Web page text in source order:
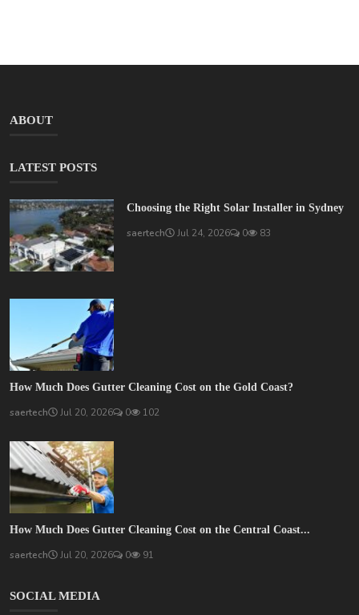
ABOUT
LATEST POSTS
Choosing the Right Solar Installer in Sydney
saertech Jul 24, 2026 0 83
How Much Does Gutter Cleaning Cost on the Gold Coast?
saertech Jul 20, 2026 0 102
How Much Does Gutter Cleaning Cost on the Central Coast...
saertech Jul 20, 2026 0 91
SOCIAL MEDIA